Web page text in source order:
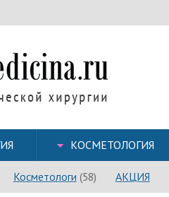
КОСМЕТОЛОГИЯ
Косметологи (58) АКЦИЯ